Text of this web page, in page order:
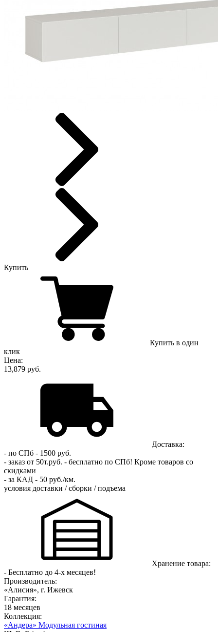
Купить
Купить в один
клик
Цена:
13,879 руб.
Доставка:
- по СПб - 1500 руб.
- заказ от 50т.руб. - бесплатно по СПб! Кроме товаров со
скидками
- за КАД - 50 руб./км.
условия доставки / сборки / подъема
Хранение товара:
- Бесплатно до 4-х месяцев!
Производитель:
«Алисия», г. Ижевск
Гарантия:
18 месяцев
Коллекция:
«Андера» Модульная гостиная